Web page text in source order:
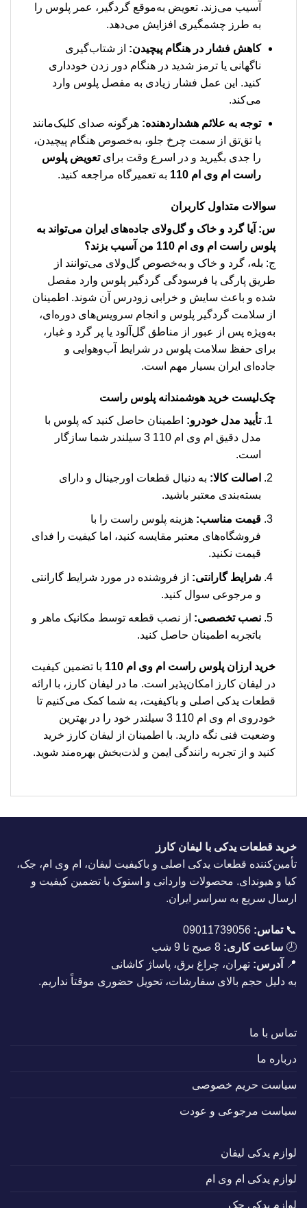
آسیب می‌زند. تعویض به‌موقع گردگیر، عمر پلوس را
به طرز چشمگیری افزایش می‌دهد.
کاهش فشار در هنگام پیچیدن: از شتاب‌گیری
ناگهانی یا ترمز شدید در هنگام دور زدن خودداری
کنید. این عمل فشار زیادی به مفصل پلوس وارد
می‌کند.
توجه به علائم هشداردهنده: هرگونه صدای کلیک‌مانند
یا تق‌تق از سمت چرخ جلو، به‌خصوص هنگام پیچیدن،
را جدی بگیرید و در اسرع وقت برایتعویض پلوس
راست ام وی ام 110
به تعمیرگاه مراجعه کنید.
سوالات متداول کاربران
س: آیا گرد و خاک و گل‌ولای جاده‌های ایران می‌تواند به
پلوس راست ام وی ام 110 من آسیب بزند؟
ج: بله، گرد و خاک و به‌خصوص گل‌ولای می‌توانند از
طریق پارگی یا فرسودگی گردگیر پلوس وارد مفصل
شده و باعث سایش و خرابی زودرس آن شوند. اطمینان
از سلامت گردگیر پلوس و انجام سرویس‌های دوره‌ای،
به‌ویژه پس از عبور از مناطق گل‌آلود یا پر گرد و غبار،
برای حفظ سلامت پلوس در شرایط آب‌وهوایی و
جاده‌ای ایران بسیار مهم است.
چک‌لیست خرید هوشمندانه پلوس راست
تأیید مدل خودرو: اطمینان حاصل کنید که پلوس با
مدل دقیق ام وی ام 110 3 سیلندر شما سازگار
است.
اصالت کالا: به دنبال قطعات اورجینال و دارای
بسته‌بندی معتبر باشید.
قیمت مناسب: هزینه پلوس راست را با
فروشگاه‌های معتبر مقایسه کنید، اما کیفیت را فدای
قیمت نکنید.
شرایط گارانتی: از فروشنده در مورد شرایط گارانتی
و مرجوعی سوال کنید.
نصب تخصصی: از نصب قطعه توسط مکانیک ماهر و
باتجربه اطمینان حاصل کنید.
خرید ارزان پلوس راست ام وی ام 110
با تضمین کیفیت
در لیفان کارز امکان‌پذیر است. ما در لیفان کارز، با ارائه
قطعات یدکی اصلی و باکیفیت، به شما کمک می‌کنیم تا
خودروی ام وی ام 110 3 سیلندر خود را در بهترین
وضعیت فنی نگه دارید. با اطمینان از لیفان کارز خرید
کنید و از تجربه رانندگی ایمن و لذت‌بخش بهره‌مند شوید.
خرید قطعات یدکی با لیفان کارز
تأمین‌کننده قطعات یدکی اصلی و باکیفیت لیفان، ام وی ام، جک،
کیا و هیوندای. محصولات وارداتی و استوک با تضمین کیفیت و
ارسال سریع به سراسر ایران.
📞تماس: 09011739056
🕗 ساعت کاری:
📍
آدرس: تهران، چراغ برق، پاساژ کاشانی
به دلیل حجم بالای سفارشات، تحویل حضوری موقتاً نداریم.
تماس با ما
درباره ما
سیاست حریم خصوصی
سیاست مرجوعی و عودت
لوازم یدکی لیفان
لوازم یدکی ام وی ام
لوازم یدکی جک